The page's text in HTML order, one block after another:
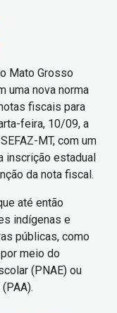
Mato Grosso
uma nova norma
fiscais para
feira, 10/09, a
MT, com um
inscrição estadual
da nota fiscal.
até então
indígenas e
públicas, como
meio do
(PNAE) ou